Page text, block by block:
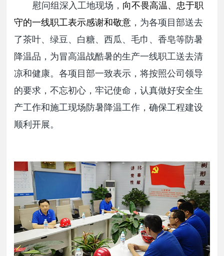
慰问组深入工地现场， 向不畏高温、忠于职
守的一线职工表示感谢和敬意 ，为各项目部送去
了茶叶、绿豆、白糖、西瓜、毛巾、香皂等防暑
降温品，为冒高温战酷暑的生产一线职工送去清
凉和健康。各项目部一致表示，将按照公司领导
的要求，不忘初心，牢记使命，认真做好安全生
产工作和施工现场防暑降温工作，确保工程建设
顺利开展。